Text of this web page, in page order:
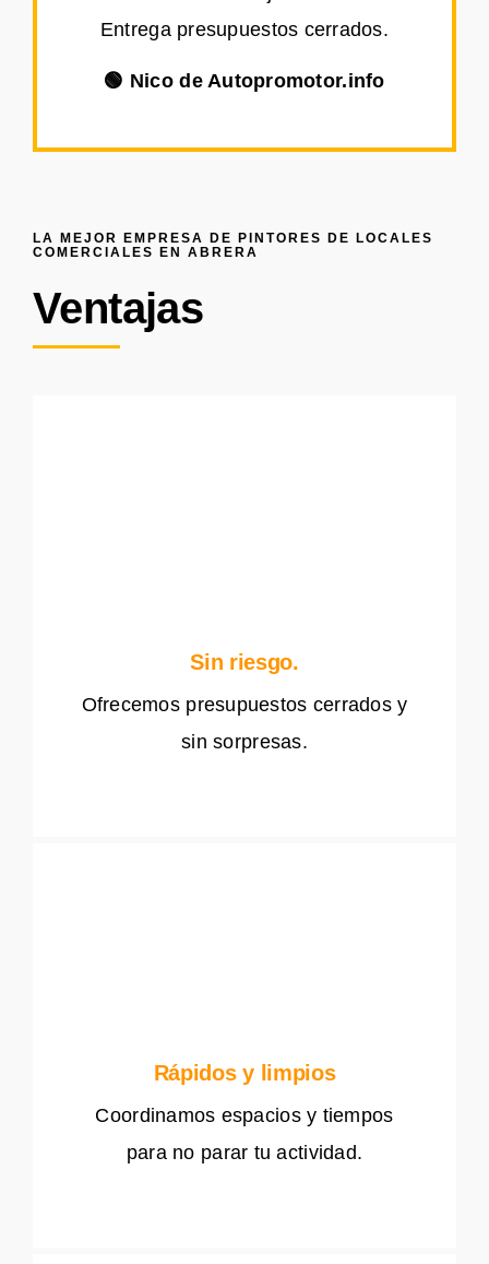
Entrega presupuestos cerrados.
🟢 Nico de Autopromotor.info
LA MEJOR EMPRESA DE PINTORES DE LOCALES
COMERCIALES EN ABRERA
Ventajas
Sin riesgo.
Ofrecemos presupuestos cerrados y
sin sorpresas.
Rápidos y limpios
Coordinamos espacios y tiempos
para no parar tu actividad.